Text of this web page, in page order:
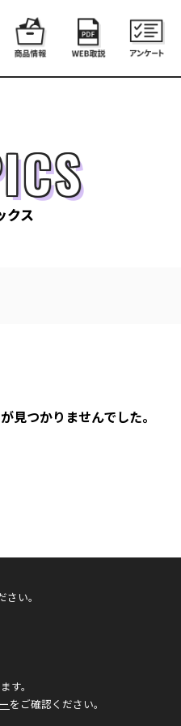
クス
見つかりませんでした。
い。
す。
をご確認ください。